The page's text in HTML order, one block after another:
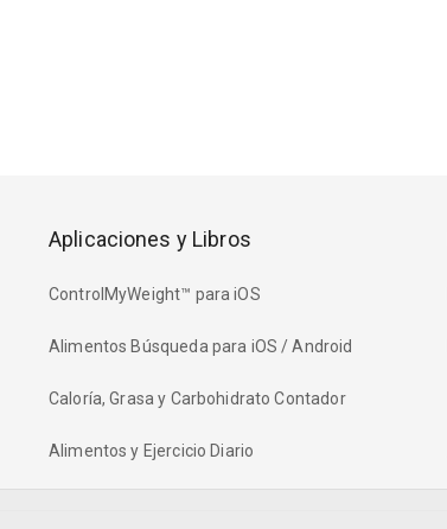
Aplicaciones y Libros
ControlMyWeight™ para iOS
Alimentos Búsqueda para iOS / Android
Caloría, Grasa y Carbohidrato Contador
Alimentos y Ejercicio Diario